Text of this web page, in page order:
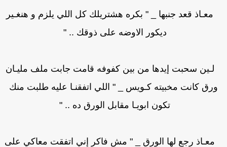
قعد جنبها _ " بكره هشتريلك كل اللي يلزم و هنغـير
ديكور الاوضه على ذوقك .. "
سحبت إيدها من بين كفوفه قامت جابت ملف مليـان
ورق كانت مخبيته كـويس _ " اللي اتفقنـا عليه طلبت منك
تكون ابويـا مقابل الورق ده .. "
رجع لها الورق _ " مش فاكر إني اتفقت معاكي على